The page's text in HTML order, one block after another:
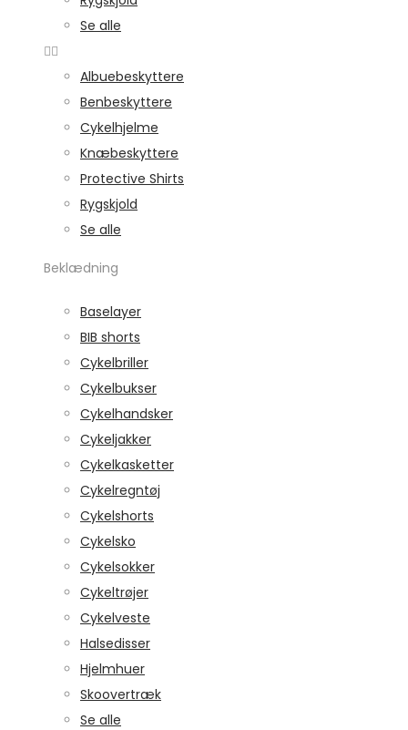
Se alle
Albuebeskyttere
Benbeskyttere
Cykelhjelme
Knæbeskyttere
Protective Shirts
Rygskjold
Se alle
Beklædning
Baselayer
BIB shorts
Cykelbriller
Cykelbukser
Cykelhandsker
Cykeljakker
Cykelkasketter
Cykelregntøj
Cykelshorts
Cykelsko
Cykelsokker
Cykeltrøjer
Cykelveste
Halsedisser
Hjelmhuer
Skoovertræk
Se alle